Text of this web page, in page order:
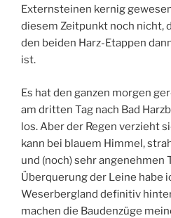
Externsteinen kernig
diesem Zeitpunkt noch nicht,
den beiden Harz-Etappen
ist.
Es hat den ganzen morgen
am dritten Tag nach Bad
los. Aber der Regen verzieht
kann bei blauem Himmel,
und (noch) sehr
Überquerung der Leine habe
Weserbergland definitiv
machen die Baudenzüge